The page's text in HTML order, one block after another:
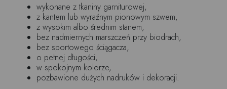
wykonane z tkaniny garniturowej,
z kantem lub wyraźnym pionowym szwem,
z wysokim albo średnim stanem,
bez nadmiernych marszczeń przy biodrach,
bez sportowego ściągacza,
o pełnej długości,
w spokojnym kolorze,
pozbawione dużych nadruków i dekoracji.